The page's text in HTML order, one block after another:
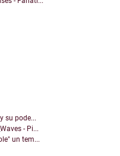
su pode...
- Pi...
un tem...